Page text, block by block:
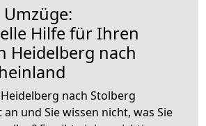
Hilfe für Ihren
Heidelberg nach
nach Stolberg
und Sie wissen nicht, was Sie